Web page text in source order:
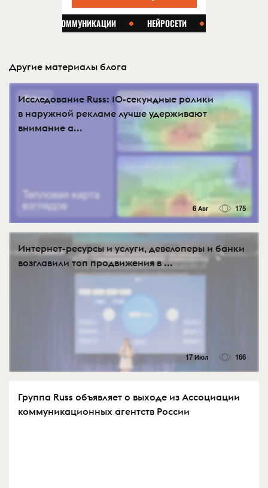
Другие материалы блога
Исследование Russ: 10-секундные ролики
в наружной рекламе лучше удерживают
внимание а...
6 Авг 175
Интернет-ресурсы и услуги, девелоперы и банки
возглавили топ продвижения в ...
17 Июл 166
Группа Russ объявляет о выходе из Ассоциации
коммуникационных агентств России